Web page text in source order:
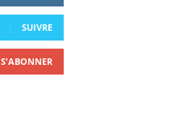
SUIVRE
S'ABONNER